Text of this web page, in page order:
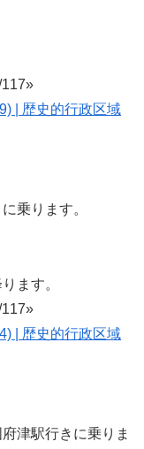
| 歴史的行政区域
乗ります。
ます。
| 歴史的行政区域
津駅行きに乗りま